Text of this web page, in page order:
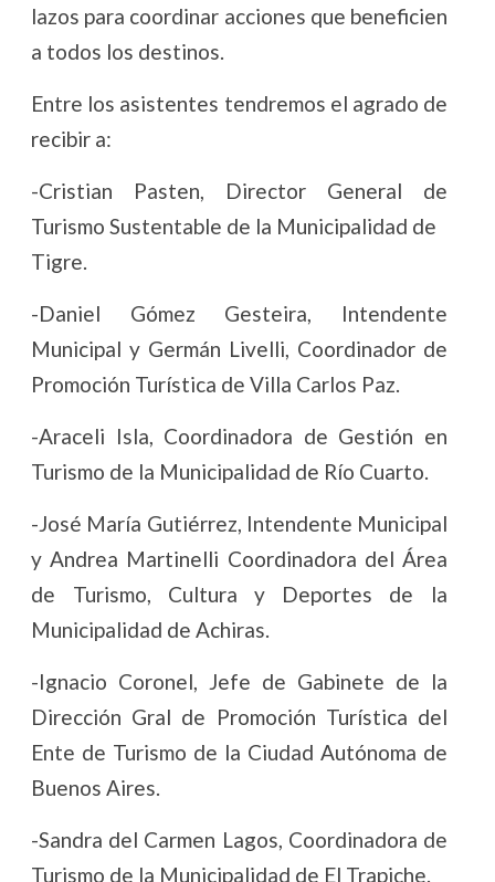
lazos para coordinar acciones que beneficien
a todos los destinos.
Entre los asistentes tendremos el agrado de
recibir a:
-Cristian Pasten, Director General de
Turismo Sustentable de la Municipalidad de
Tigre.
-Daniel Gómez Gesteira, Intendente
Municipal y Germán Livelli, Coordinador de
Promoción Turística de Villa Carlos Paz.
-Araceli Isla, Coordinadora de Gestión en
Turismo de la Municipalidad de Río Cuarto.
-José María Gutiérrez, Intendente Municipal
y Andrea Martinelli Coordinadora del Área
de Turismo, Cultura y Deportes de la
Municipalidad de Achiras.
-Ignacio Coronel, Jefe de Gabinete de la
Dirección Gral de Promoción Turística del
Ente de Turismo de la Ciudad Autónoma de
Buenos Aires.
-Sandra del Carmen Lagos, Coordinadora de
Turismo de la Municipalidad de El Trapiche.